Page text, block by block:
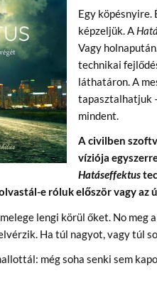
Egy köpésnyire.
képzeljük. A
Vagy
technikai
láthatáron. A
tapasztalhatjuk
mindent.
A civilben
víziója
Hatáseffektus
e róluk először vagy az
lengi körül őket. No meg
Ha túl nagyot, vagy túl
még soha senki sem